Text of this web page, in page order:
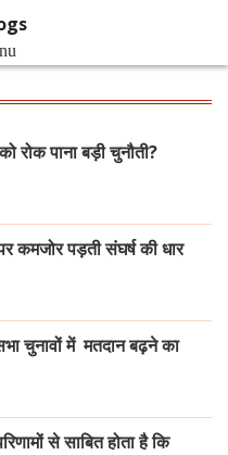
रोक पाना बड़ी चुनौती?
कमजोर पड़ती संघर्ष की धार
चुनावों में मतदान बढ़ने का
से साबित होता है कि